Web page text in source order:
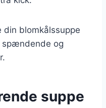
din blomkålssuppe
og
suppe